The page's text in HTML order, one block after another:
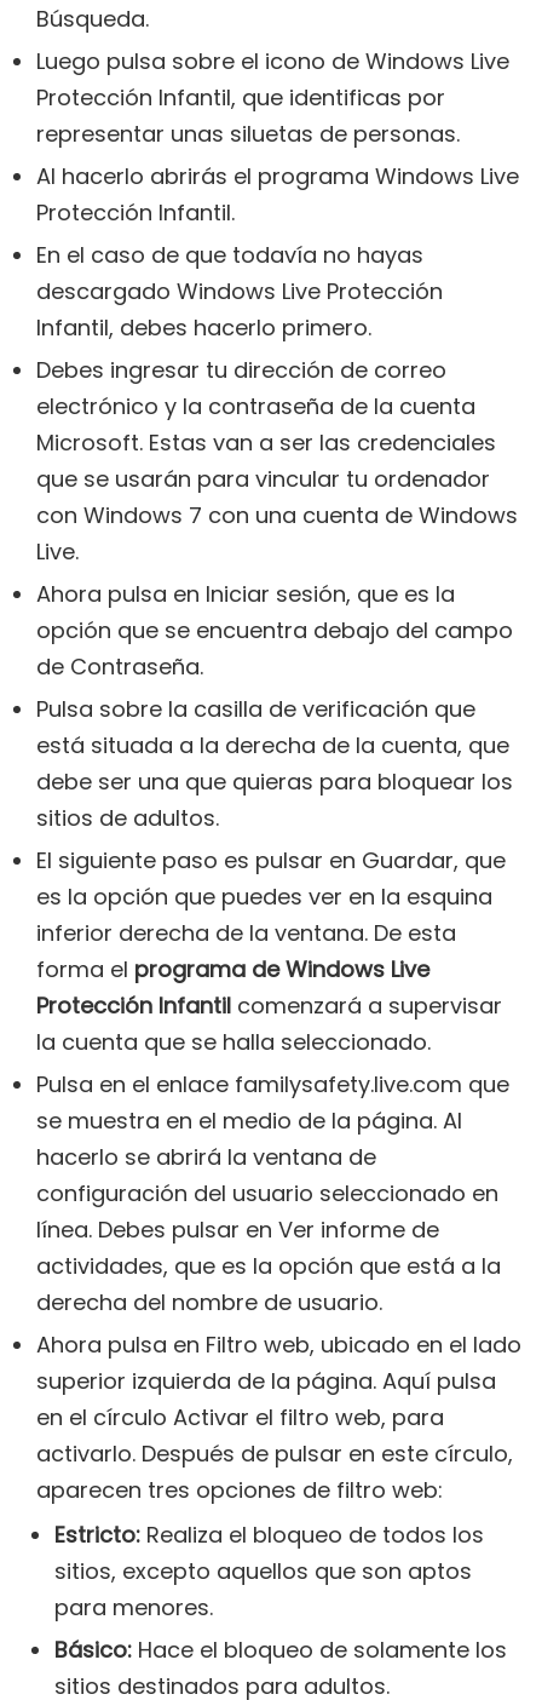
Búsqueda.
Luego pulsa sobre el icono de Windows Live
Protección Infantil, que identificas por
representar unas siluetas de personas.
Al hacerlo abrirás el programa Windows Live
Protección Infantil.
En el caso de que todavía no hayas
descargado Windows Live Protección
Infantil, debes hacerlo primero.
Debes ingresar tu dirección de correo
electrónico y la contraseña de la cuenta
Microsoft. Estas van a ser las credenciales
que se usarán para vincular tu ordenador
con Windows 7 con una cuenta de Windows
Live.
Ahora pulsa en Iniciar sesión, que es la
opción que se encuentra debajo del campo
de Contraseña.
Pulsa sobre la casilla de verificación que
está situada a la derecha de la cuenta, que
debe ser una que quieras para bloquear los
sitios de adultos.
El siguiente paso es pulsar en Guardar, que
es la opción que puedes ver en la esquina
inferior derecha de la ventana. De esta
forma el programa de Windows Live
Protección Infantil comenzará a supervisar
la cuenta que se halla seleccionado.
Pulsa en el enlace familysafety.live.com que
se muestra en el medio de la página. Al
hacerlo se abrirá la ventana de
configuración del usuario seleccionado en
línea. Debes pulsar en Ver informe de
actividades, que es la opción que está a la
derecha del nombre de usuario.
Ahora pulsa en Filtro web, ubicado en el lado
superior izquierda de la página. Aquí pulsa
en el círculo Activar el filtro web, para
activarlo. Después de pulsar en este círculo,
aparecen tres opciones de filtro web:
Estricto: Realiza el bloqueo de todos los
sitios, excepto aquellos que son aptos
para menores.
Básico: Hace el bloqueo de solamente los
sitios destinados para adultos.